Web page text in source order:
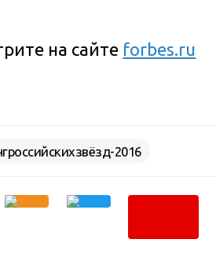
на сайте forbes.ru
2016